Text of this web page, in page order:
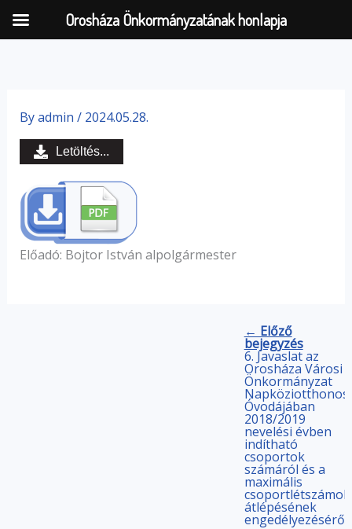
content
Byadmin / 2024.05.28.
Előadó: Bojtor István alpolgármester
Letöltés...
← Előző
bejegyzés
6. Javaslat az
Orosháza Városi
Önkormányzat
Napköziotthonos
Óvodájában
2018/2019
nevelési évben
indítható
csoportok
számáról és a
maximális
csoportlétszámok
átlépésének
engedélyezéséről
Orosháza Önkormányzatának honlapja